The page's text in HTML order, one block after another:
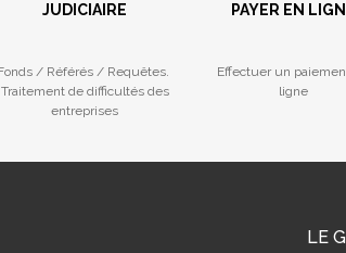
JUDICIAIRE
/ Référés / Requêtes.
Traitement de difficultés des
entreprises
PAYER EN
Effectuer un
ligne
LE